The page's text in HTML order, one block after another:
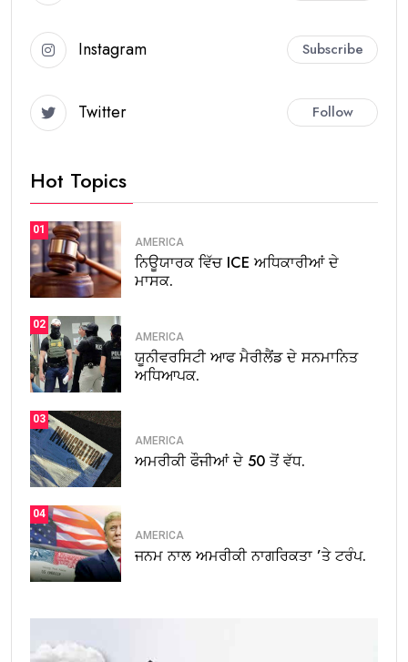
Instagram Subscribe
Twitter Follow
Hot Topics
01
AMERICA
ਨਿਊਯਾਰਕ ਵਿੱਚ ICE ਅਧਿਕਾਰੀਆਂ ਦੇ
ਮਾਸਕ.
02
AMERICA
ਯੂਨੀਵਰਸਿਟੀ ਆਫ ਮੈਰੀਲੈਂਡ ਦੇ ਸਨਮਾਨਿਤ
ਅਧਿਆਪਕ.
03
AMERICA
ਅਮਰੀਕੀ ਫੌਜੀਆਂ ਦੇ 50 ਤੋਂ ਵੱਧ.
04
AMERICA
ਜਨਮ ਨਾਲ ਅਮਰੀਕੀ ਨਾਗਰਿਕਤਾ ’ਤੇ ਟਰੰਪ.